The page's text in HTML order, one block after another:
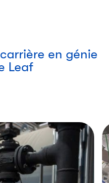
en génie
Leaf